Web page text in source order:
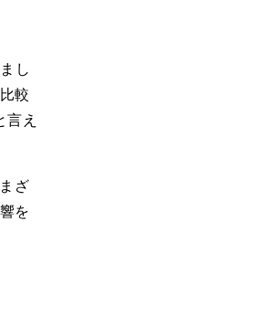
し
較
え
ざ
を